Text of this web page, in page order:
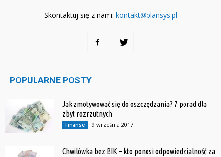
Skontaktuj się z nami: kontakt@plansys.pl
POPULARNE POSTY
Jak zmotywować się do oszczędzania? 7 porad dla
zbyt rozrzutnych
Finanse 9 września 2017
Chwilówka bez BIK – kto ponosi odpowiedzialność za